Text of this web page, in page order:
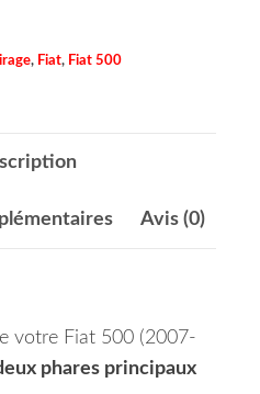
, Fiat, Fiat 500
Avis (0)
votre Fiat 500 (2007-
phares principaux